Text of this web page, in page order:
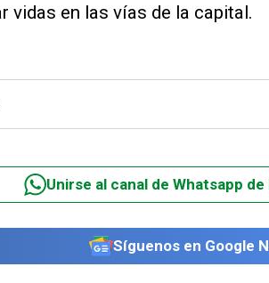
vidas en las vías de la capital.
Unirse al canal de Whatsapp de
Síguenos en Google